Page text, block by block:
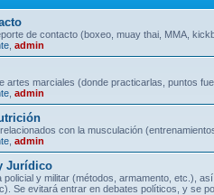
de contacto (boxeo, muay thai, MMA,
admin
artes marciales (donde practicarlas, puntos
admin
con la musculación
admin
Jurídico
policial y militar (métodos, armamento, etc.),
Se evitará entrar en debates políticos, y se